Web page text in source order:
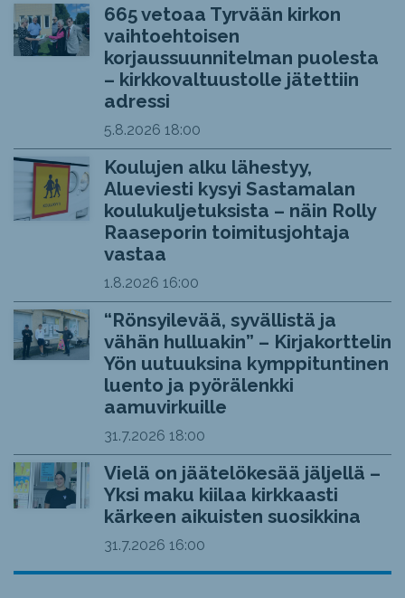
665 vetoaa Tyrvään kirkon
vaihtoehtoisen
korjaussuunnitelman puolesta
– kirkkovaltuustolle jätettiin
adressi
5.8.2026 18:00
Koulujen alku lähestyy,
Alueviesti kysyi Sastamalan
koulukuljetuksista – näin Rolly
Raaseporin toimitusjohtaja
vastaa
1.8.2026 16:00
“Rönsyilevää, syvällistä ja
vähän hulluakin” – Kirjakorttelin
Yön uutuuksina kymppituntinen
luento ja pyörälenkki
aamuvirkuille
31.7.2026 18:00
Vielä on jäätelökesää jäljellä –
Yksi maku kiilaa kirkkaasti
kärkeen aikuisten suosikkina
31.7.2026 16:00